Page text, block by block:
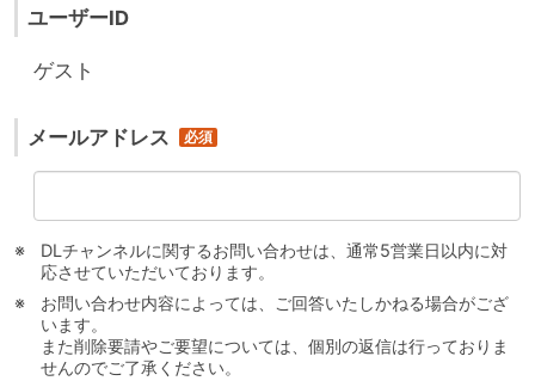
ユーザーID
ゲスト
メールアドレス
DLチャンネルに関するお問い合わせは、通常5営業日以内に対
応させていただいております。
お問い合わせ内容によっては、ご回答いたしかねる場合がござ
います。
また削除要請やご要望については、個別の返信は行っておりま
せんのでご了承ください。